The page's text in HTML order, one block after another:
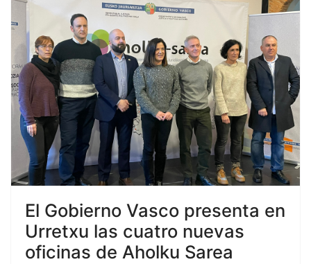
El Gobierno Vasco presenta en
Urretxu las cuatro nuevas
oficinas de Aholku Sarea